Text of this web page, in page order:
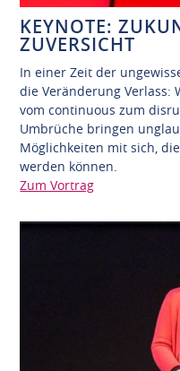
KEYNOTE:
ZUVERSICHT
In einer Zeit der
die Veränderung Verlass:
vom continuous zum
Umbrüche bringen
Möglichkeiten mit sich,
werden können.
Zum Vortrag